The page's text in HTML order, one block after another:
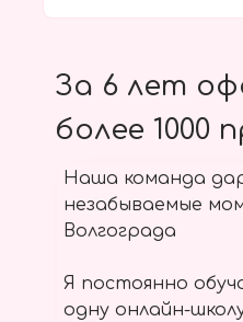
За 6 лет
более 1000
Наша команда
незабываемые
Волгограда
Я постоянно
одну онлайн-